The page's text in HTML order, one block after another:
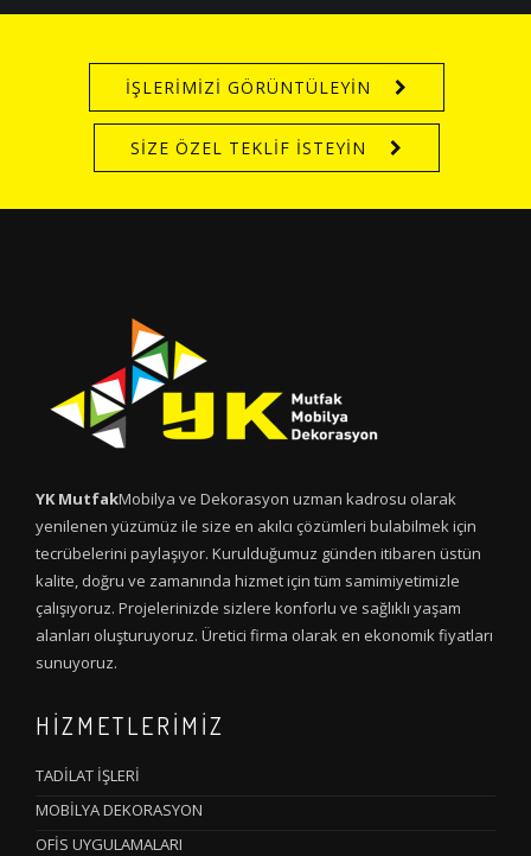
İŞLERİMİZİ GÖRÜNTÜLEYİN
SİZE ÖZEL TEKLİF İSTEYİN
YK MutfakMobilya ve Dekorasyon uzman kadrosu olarak
yenilenen yüzümüz ile size en akılcı çözümleri bulabilmek için
tecrübelerini paylaşıyor. Kurulduğumuz günden itibaren üstün
kalite, doğru ve zamanında hizmet için tüm samimiyetimizle
çalışıyoruz. Projelerinizde sizlere konforlu ve sağlıklı yaşam
alanları oluşturuyoruz. Üretici firma olarak en ekonomik fiyatları
sunuyoruz.
HİZMETLERİMİZ
TADİLAT İŞLERİ
MOBİLYA DEKORASYON
OFİS UYGULAMALARI